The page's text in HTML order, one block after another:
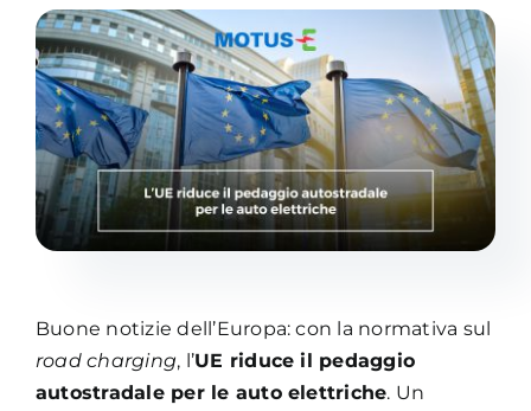
Academy
Buone notizie dell’Europa: con la normativa sul
road charging, l’UE riduce il pedaggio
autostradale per le auto elettriche. Un